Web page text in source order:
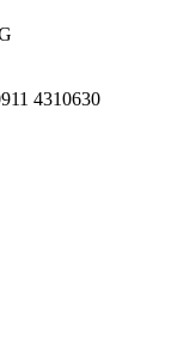
4310630